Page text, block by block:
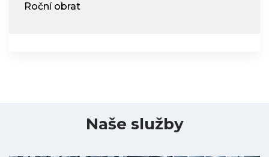
Roční obrat
Naše služby